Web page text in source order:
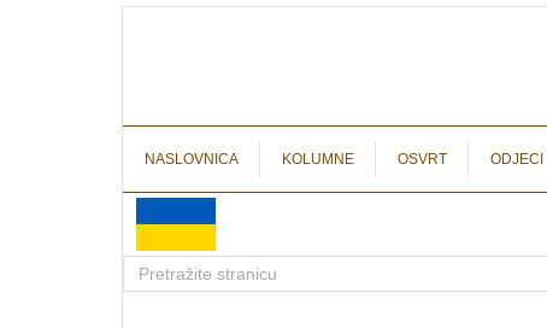
NASLOVNICA KOLUMNE OSVRT ODJECI